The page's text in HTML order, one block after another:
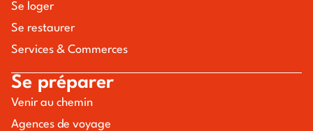
Se loger
Se restaurer
Services & Commerces
Se préparer
Venir au chemin
Agences de voyage